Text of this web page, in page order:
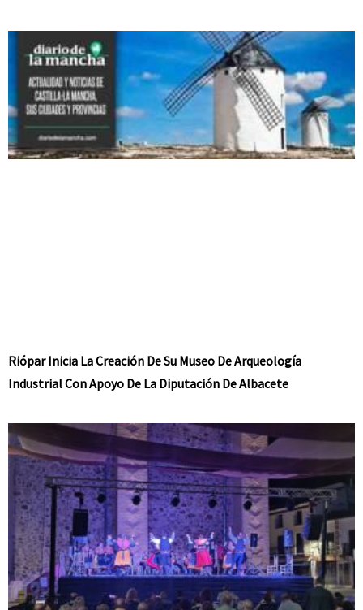
Riópar Inicia La Creación De Su Museo De Arqueología
Industrial Con Apoyo De La Diputación De Albacete